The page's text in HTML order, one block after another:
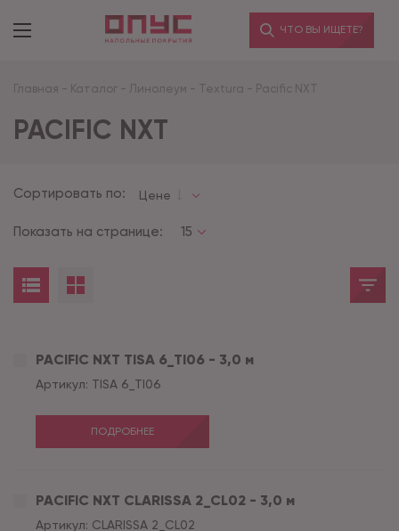
ЧТО ВЫ ИЩЕТЕ?
Главная - Каталог - Линолеум - Textura - Pacific NXT
PACIFIC NXT
Сортировать по: Цене
Показать на странице: 15
PACIFIC NXT TISA 6_TI06 - 3,0 м
Артикул: TISA 6_TI06
ПОДРОБНЕЕ
PACIFIC NXT CLARISSA 2_CL02 - 3,0 м
Артикул: CLARISSA 2_CL02